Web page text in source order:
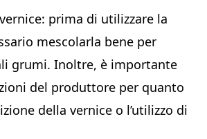
prima di utilizzare la
mescolarla bene per
grumi. Inoltre, è importante
del produttore per quanto
della vernice o l’utilizzo di